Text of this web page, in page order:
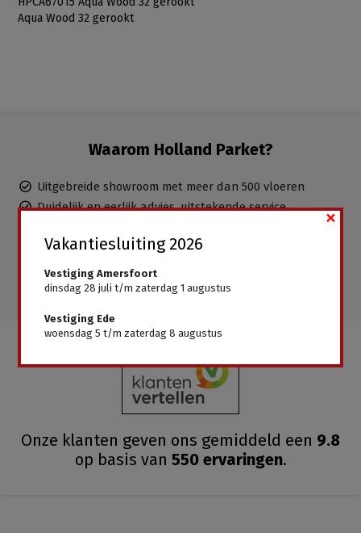
Aqua Wood 32 gerookt
Waarom Holland Parket?
Uitgebreide showroom met meer dan 500 vloeren
Duidelijk en eerlijk advies, uitstekende service
Ervaren parketteurs in dienst, inclusief leggen mogelijk
Gratis advies aan huis
Alle vloeren direct leverbaar, geen wachttijden
Onze klanten geven ons gemiddeld een 9.8
op basis van 550ervaringen.
Vakantiesluiting 2026
Vestiging Amersfoort
dinsdag 28 juli t/m zaterdag 1 augustus
Vestiging Ede
woensdag 5 t/m zaterdag 8 augustus
×